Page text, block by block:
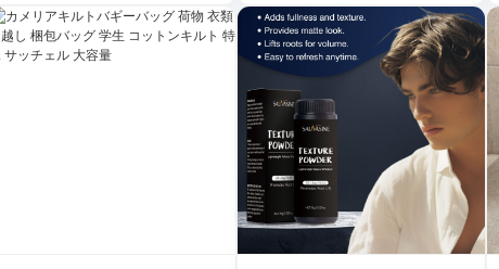
クコインケース
け止め 黄色い靴プロテクター